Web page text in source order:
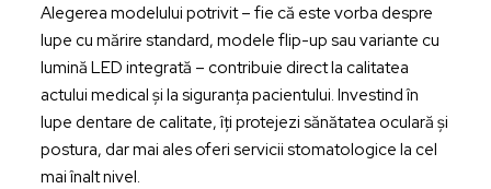
Alegerea modelului potrivit – fie că este vorba despre
lupe cu mărire standard, modele flip-up sau variante cu
lumină LED integrată – contribuie direct la calitatea
actului medical și la siguranța pacientului. Investind în
lupe dentare de calitate, îți protejezi sănătatea oculară și
postura, dar mai ales oferi servicii stomatologice la cel
mai înalt nivel.